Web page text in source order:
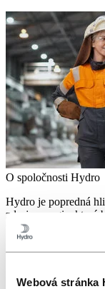
Webová stránka
O spoločnosti Hydro
Hydro je popredná
zdroje energie, ktorá
udržateľnejšiu
140 prevádzkach a
Výrobky a